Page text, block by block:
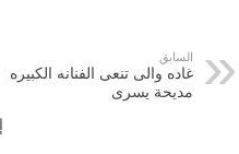
السابق
غاده والى تنعى الفنانه الكبيره
مديحة يسرى